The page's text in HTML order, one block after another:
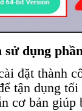
sử dụng
đặt thành
tận dụng
cơ bản giúp